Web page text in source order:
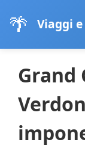
🌴 Viaggi
Grand